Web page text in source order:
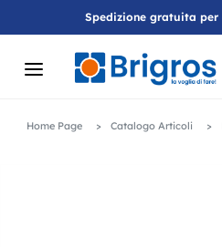
Spedizione gratuita
Home Page Catalogo Articoli